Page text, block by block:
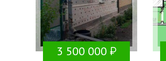
3 500 000